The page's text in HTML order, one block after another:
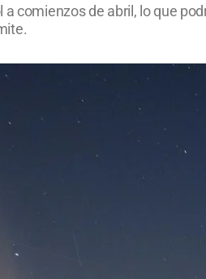
comienzos de abril, lo que